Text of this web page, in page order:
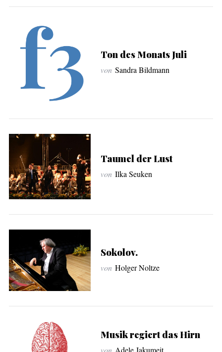
Ton des Monats Juli
von Sandra Bildmann
Taumel der Lust
von Ilka Seuken
Sokolov.
von Holger Noltze
Musik regiert das Hirn
von Adele Jakumeit